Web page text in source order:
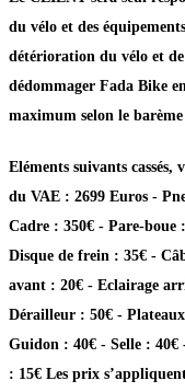
du vélo et des
détérioration du vélo et de
dédommager Fada Bike
maximum selon le
Eléments suivants
du VAE : 2699 Euros -
Cadre : 350€ - Pare-boue
Disque de frein : 35€ -
avant : 20€ - Eclairage
Dérailleur : 50€ -
Guidon : 40€ - Selle :
: 15€ Les prix